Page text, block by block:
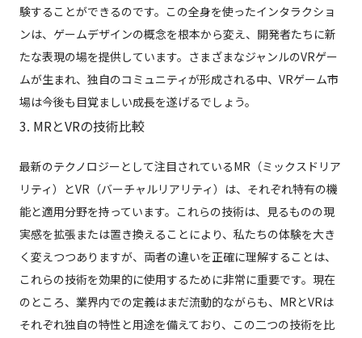
験することができるのです。この全身を使ったインタラクショ
ンは、ゲームデザインの概念を根本から変え、開発者たちに新
たな表現の場を提供しています。さまざまなジャンルのVRゲー
ムが生まれ、独自のコミュニティが形成される中、VRゲーム市
場は今後も目覚ましい成長を遂げるでしょう。
3. MRとVRの技術比較
最新のテクノロジーとして注目されているMR（ミックスドリア
リティ）とVR（バーチャルリアリティ）は、それぞれ特有の機
能と適用分野を持っています。これらの技術は、見るものの現
実感を拡張または置き換えることにより、私たちの体験を大き
く変えつつありますが、両者の違いを正確に理解することは、
これらの技術を効果的に使用するために非常に重要です。現在
のところ、業界内での定義はまだ流動的ながらも、MRとVRは
それぞれ独自の特性と用途を備えており、この二つの技術を比